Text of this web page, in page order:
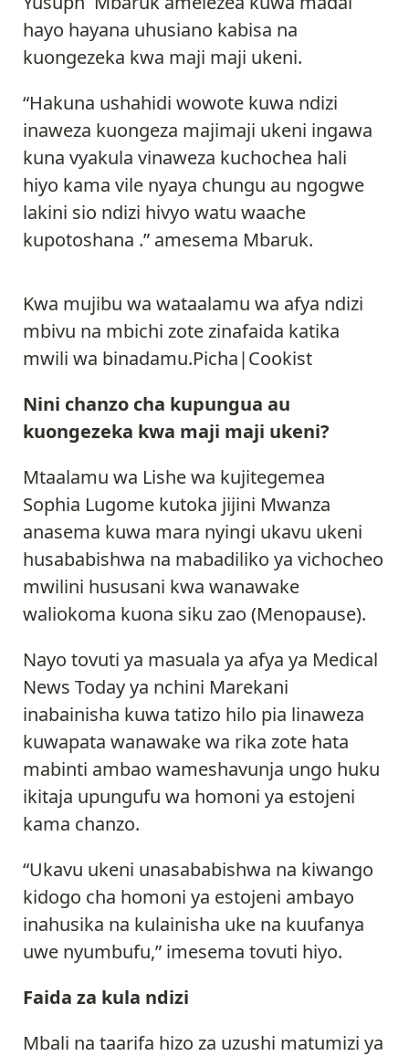
hayo hayana uhusiano kabisa na
kuongezeka kwa maji maji ukeni.
“Hakuna ushahidi wowote kuwa ndizi
inaweza kuongeza majimaji ukeni ingawa
kuna vyakula vinaweza kuchochea hali
hiyo kama vile nyaya chungu au ngogwe
lakini sio ndizi hivyo watu waache
kupotoshana .” amesema Mbaruk.
Kwa mujibu wa wataalamu wa afya ndizi
mbivu na mbichi zote zinafaida katika
mwili wa binadamu.Picha|Cookist
Nini chanzo cha kupungua au
kuongezeka kwa maji maji ukeni?
Mtaalamu wa Lishe wa kujitegemea
Sophia Lugome kutoka jijini Mwanza
anasema kuwa mara nyingi ukavu ukeni
husababishwa na mabadiliko ya vichocheo
mwilini hususani kwa wanawake
waliokoma kuona siku zao (Menopause).
Nayo tovuti ya masuala ya afya ya Medical
News Today ya nchini Marekani
inabainisha kuwa tatizo hilo pia linaweza
kuwapata wanawake wa rika zote hata
mabinti ambao wameshavunja ungo huku
ikitaja upungufu wa homoni ya estojeni
kama chanzo.
“Ukavu ukeni unasababishwa na kiwango
kidogo cha homoni ya estojeni ambayo
inahusika na kulainisha uke na kuufanya
uwe nyumbufu,” imesema tovuti hiyo.
Faida za kula ndizi
Mbali na taarifa hizo za uzushi matumizi ya